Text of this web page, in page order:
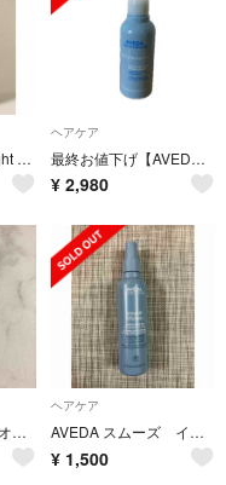
AVEDA speed of light ブロウドライアクセラレータースプレー
ヘアケア
最終お値下げ【AVEDA】ライトエレメンツ スムージング フルイド
¥ 2,980
AVEDA アヴェダ オーバーナイト セラム 頭皮用トリートメント サンプル
ヘアケア
AVEDA スムーズ インフュージョン パーフェクト ブロー ドライ アヴェダ
¥ 1,500